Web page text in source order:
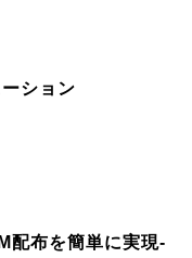
ション
配布を簡単に実現-